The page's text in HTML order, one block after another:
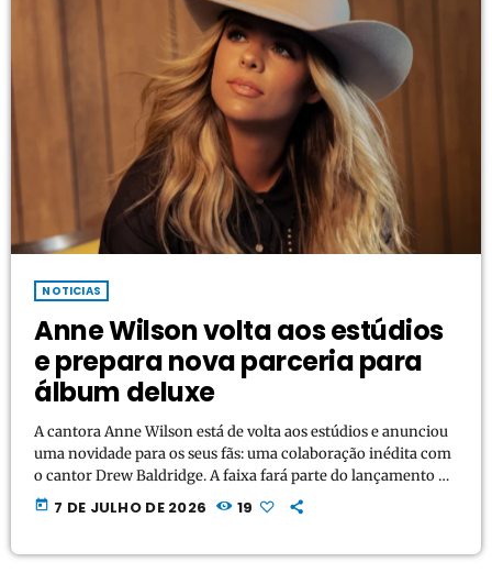
NOTICIAS
Anne Wilson volta aos estúdios
e prepara nova parceria para
álbum deluxe
A cantora Anne Wilson está de volta aos estúdios e anunciou
uma novidade para os seus fãs: uma colaboração inédita com
o cantor Drew Baldridge. A faixa fará parte do lançamento do
álbum Stars (Blue Hour Deluxe). Em suas redes sociais, a
artista celebrou o projeto e não escondeu o entusiasmo com
ouçam esta colaboração com @drewbaldridgemusic!! É uma
today 7 DE JULHO DE 2026 19